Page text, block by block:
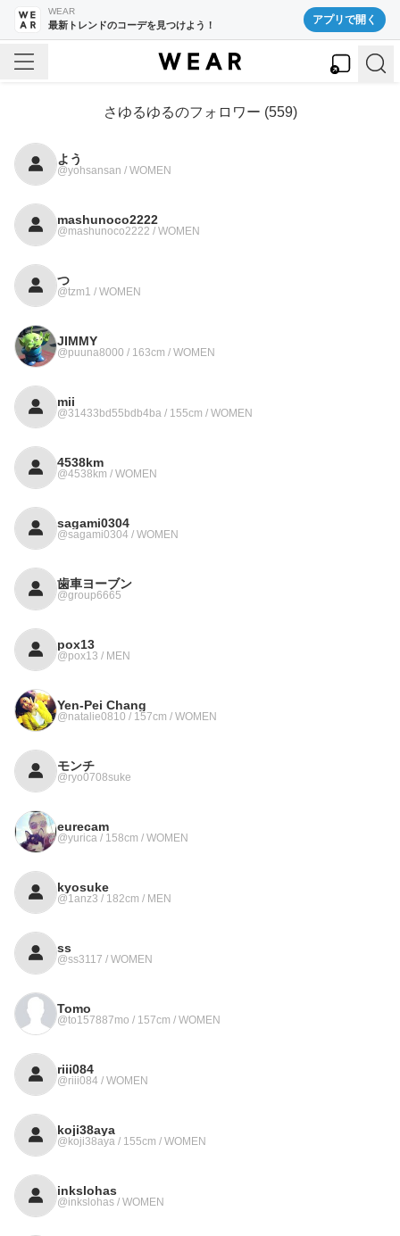
WEAR
最新トレンドのコーデを見つけよう！ アプリで開く
さゆるゆるのフォロワー (559)
よう
@yohsansan / WOMEN
mashunoco2222
@mashunoco2222 / WOMEN
つ
@tzm1 / WOMEN
JIMMY
@puuna8000 / 163cm / WOMEN
mii
@31433bd55bdb4ba / 155cm / WOMEN
4538km
@4538km / WOMEN
sagami0304
@sagami0304 / WOMEN
歯車ヨーブン
@group6665
pox13
@pox13 / MEN
Yen-Pei Chang
@natalie0810 / 157cm / WOMEN
モンチ
@ryo0708suke
eurecam
@yurica / 158cm / WOMEN
kyosuke
@1anz3 / 182cm / MEN
ss
@ss3117 / WOMEN
Tomo
@to157887mo / 157cm / WOMEN
riii084
@riii084 / WOMEN
koji38aya
@koji38aya / 155cm / WOMEN
inkslohas
@inkslohas / WOMEN